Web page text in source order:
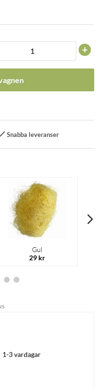
+
Snabba leveranser
Gul
29 kr
1-3 vardagar